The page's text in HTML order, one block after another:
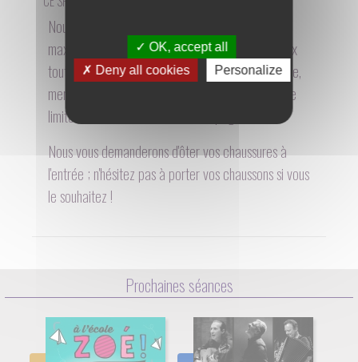
Prochaines séances
Nous accueillons des groupes de 12 personnes
maximum dans notre espace Snoezelen dédié aux
tout-petits. Pour garantir une expérience optimale,
merci de privilégier la présence des enfants et de
limiter le nombre d'adultes accompagnateurs.
Nous vous demanderons d'ôter vos chaussures à
l'entrée ; n'hésitez pas à porter vos chaussons si vous
le souhaitez !
OK, accept all
Deny all cookies
Personalize